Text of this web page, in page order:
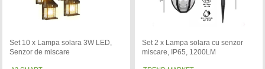
Set 10 x Lampa solara 3W LED,
Senzor de miscare
Set 2 x Lampa solara cu senzor
miscare, IP65, 1200LM